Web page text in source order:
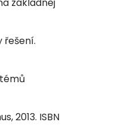
základnej
řešení.
2013. ISBN